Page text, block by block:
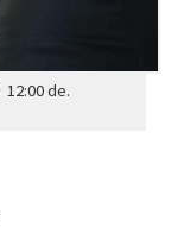
12:00 de.